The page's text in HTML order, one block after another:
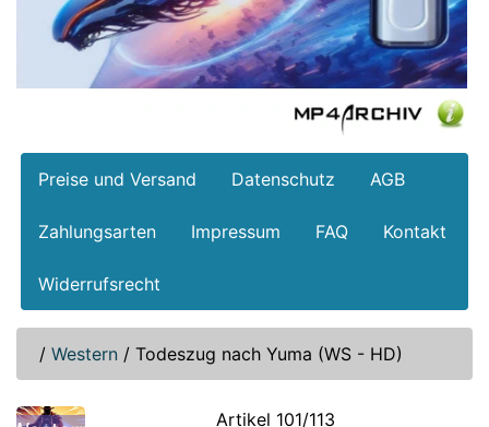
Preise und Versand Datenschutz AGB
Zahlungsarten Impressum FAQ Kontakt
Widerrufsrecht
/ Western / Todeszug nach Yuma (WS - HD)
Artikel 101/113